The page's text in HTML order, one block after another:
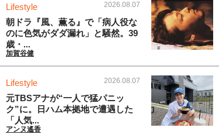
Lifestyle 2026.08.07
朝ドラ『風、薫る』で「病人役な
のに色気がダダ漏れ」と騒然。39
歳・...
加賀谷健
Lifestyle 2026.08.07
元TBSアナが“一人で猛パニッ
ク”に。日ハム本拠地で遭遇した
「人気...
アンヌ遙香